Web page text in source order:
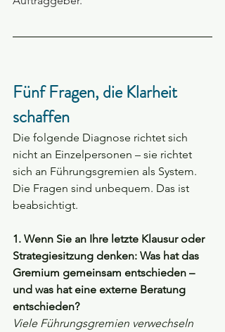
Fünf Fragen, die Klarheit
schaffen
Die folgende Diagnose richtet sich
nicht an Einzelpersonen – sie richtet
sich an Führungsgremien als System.
Die Fragen sind unbequem. Das ist
beabsichtigt.
1. Wenn Sie an Ihre letzte Klausur oder
Strategiesitzung denken: Was hat das
Gremium gemeinsam entschieden –
und was hat eine externe Beratung
entschieden?
Viele Führungsgremien verwechseln